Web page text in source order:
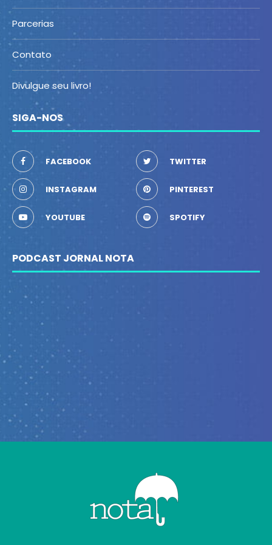
Parcerias
Contato
Divulgue seu livro!
SIGA-NOS
FACEBOOK TWITTER
INSTAGRAM PINTEREST
YOUTUBE SPOTIFY
PODCAST JORNAL NOTA